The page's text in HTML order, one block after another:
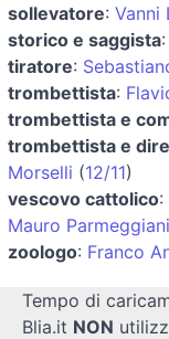
sollevatore: Vanni
storico e saggista:
tiratore:
trombettista:
trombettista e
trombettista e
Morselli (12/11)
vescovo cattolico:
Mauro Parmeggiani
zoologo: Franco
Tempo di
Blia.it NON